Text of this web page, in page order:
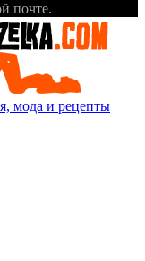
почте.
мода и рецепты